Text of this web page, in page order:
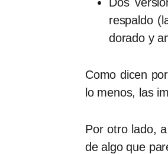
respaldo
dorado y
Como dicen
lo menos, las
Por otro lado,
de algo que